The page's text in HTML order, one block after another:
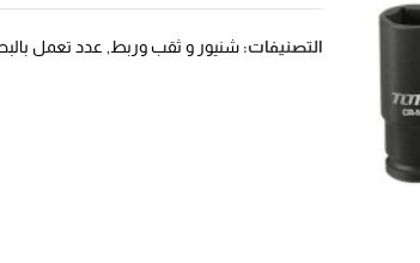
التصنيفات: شنيور و ثقب وربط عدد تعمل